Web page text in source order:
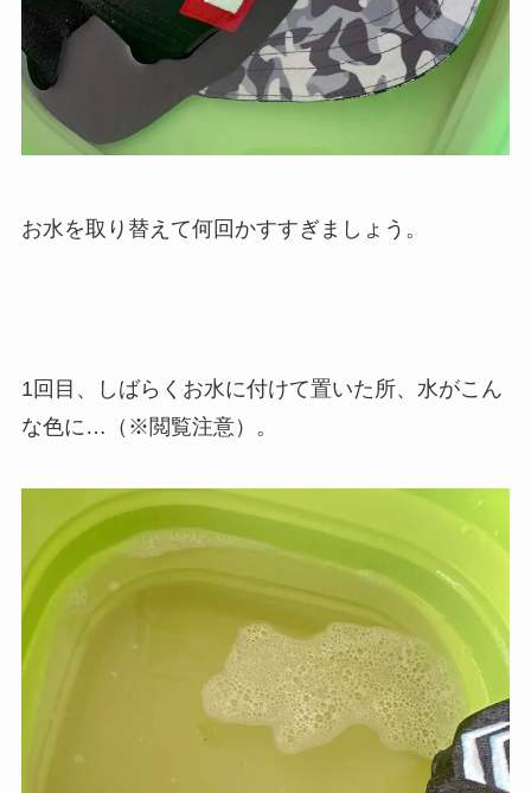
お水を取り替えて何回かすすぎましょう。
1回目、しばらくお水に付けて置いた所、水がこん
な色に…（※閲覧注意）。